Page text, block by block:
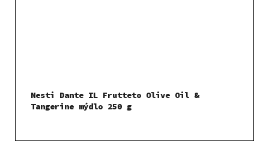
Nesti Dante IL Frutteto Olive Oil &
Tangerine mýdlo 250 g